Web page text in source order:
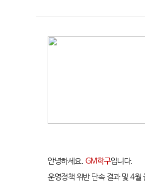
안녕하세요. GM학구입니다.
운영정책 위반 단속 결과 및 4월